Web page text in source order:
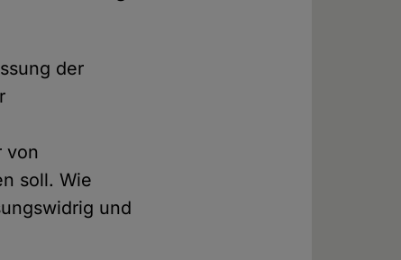
der
von
soll. Wie
und